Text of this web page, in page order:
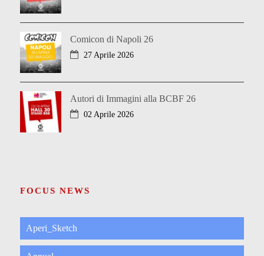
Comicon di Napoli 26
27 Aprile 2026
Autori di Immagini alla BCBF 26
02 Aprile 2026
FOCUS NEWS
Aperi_Sketch